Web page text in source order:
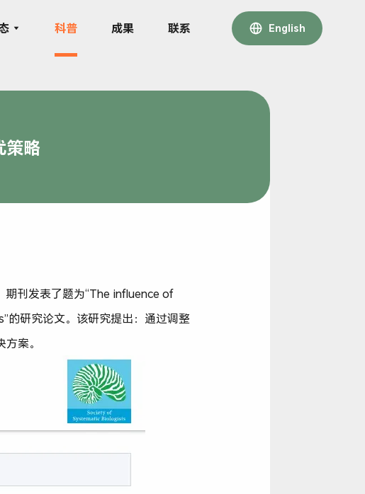
科普 成果 联系 English
策略
刊发表了题为“The influence of
研究论文。该研究提出：通过调整
案。